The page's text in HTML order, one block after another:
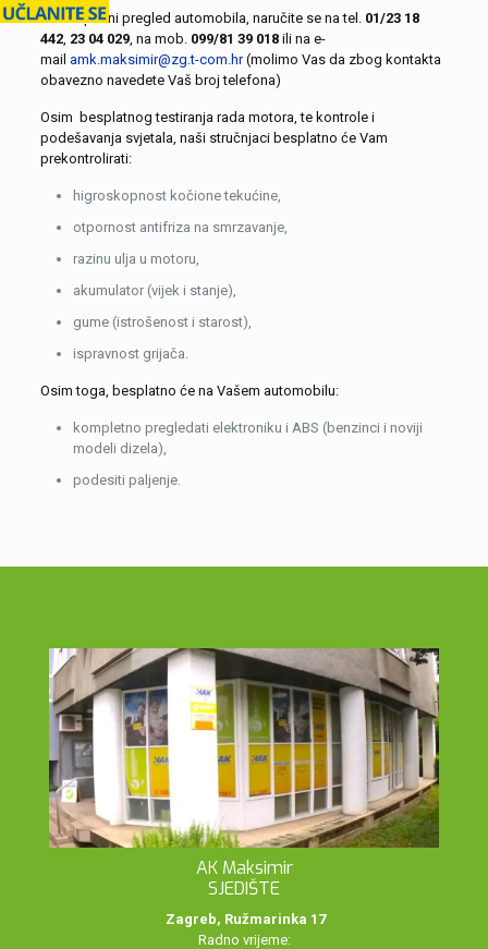
Za besplatni pregled automobila, naručite se na tel. 01/23 18
442, 23 04 029, na mob. 099/81 39 018ili na e-
mail amk.maksimir@zg.t-com.hr(molimo Vas da zbog kontakta
obavezno navedete Vaš broj telefona)
Osim besplatnog testiranja rada motora, te kontrole i
podešavanja svjetala, naši stručnjaci besplatno će Vam
prekontrolirati:
higroskopnost kočione tekućine,
otpornost antifriza na smrzavanje,
razinu ulja u motoru,
akumulator (vijek i stanje),
gume (istrošenost i starost),
ispravnost grijača.
Osim toga, besplatno će na Vašem automobilu:
kompletno pregledati elektroniku i ABS (benzinci i noviji
modeli dizela),
podesiti paljenje.
AK Maksimir
SJEDIŠTE
Zagreb, Ružmarinka 17
Radno vrijeme: